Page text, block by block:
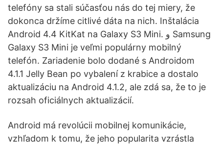
telefóny sa stali súčasťou nás do tej miery, že
dokonca držíme citlivé dáta na nich. Inštalácia
Android 4.4 KitKat na Galaxy S3 Mini. و Samsung
Galaxy S3 Mini je veľmi populárny mobilný
telefón. Zariadenie bolo dodané s Androidom
4.1.1 Jelly Bean po vybalení z krabice a dostalo
aktualizáciu na Android 4.1.2, ale zdá sa, že to je
rozsah oficiálnych aktualizácií.
Android má revolúcii mobilnej komunikácie,
vzhľadom k tomu, že jeho popularita vzrástla